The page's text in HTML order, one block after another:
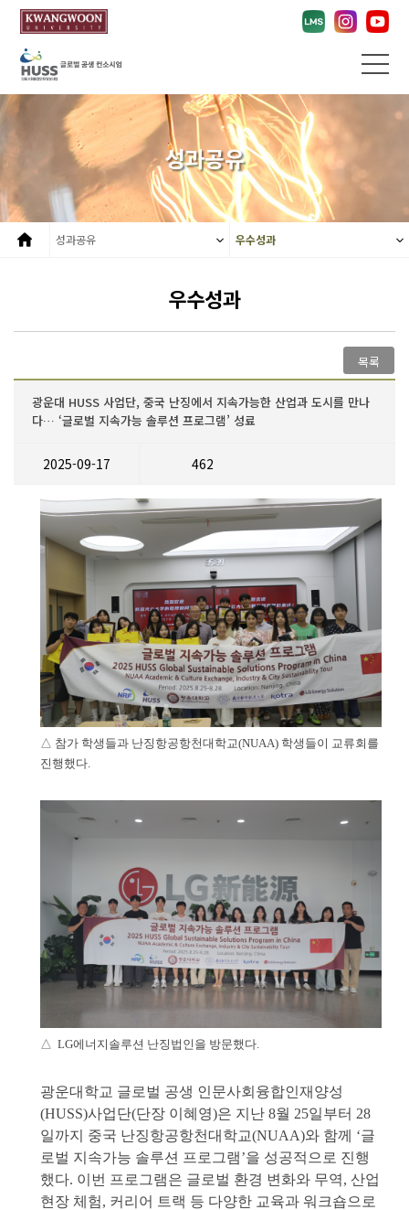
성과공유
성과공유 우수성과
우수성과
목록
광운대 HUSS 사업단, 중국 난징에서 지속가능한 산업과 도시를 만나
다… ‘글로벌 지속가능 솔루션 프로그램’ 성료
2025-09-17 462
△ 참가 학생들과 난징항공항천대학교(NUAA) 학생들이 교류회를
진행했다.
△ LG에너지솔루션 난징법인을 방문했다.
광운대학교 글로벌 공생 인문사회융합인재양성
(HUSS)사업단(단장 이혜영)은 지난 8월 25일부터 28
일까지 중국 난징항공항천대학교(NUAA)와 함께 ‘글
로벌 지속가능 솔루션 프로그램’을 성공적으로 진행
했다. 이번 프로그램은 글로벌 환경 변화와 무역, 산업
현장 체험, 커리어 트랙 등 다양한 교육과 워크숍으로